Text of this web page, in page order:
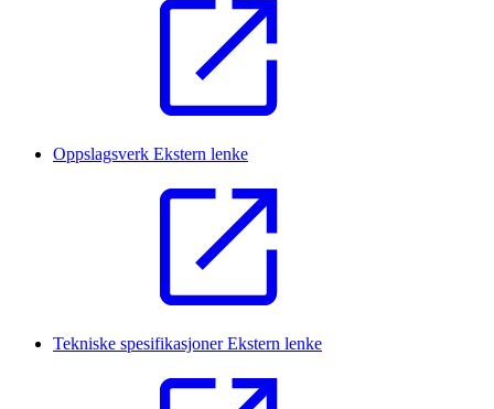
Oppslagsverk Ekstern lenke
Tekniske spesifikasjonerEkstern lenke